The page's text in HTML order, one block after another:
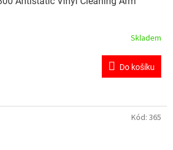
Skladem
Do košíku
Kód: 365